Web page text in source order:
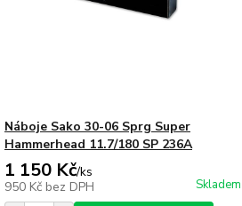
Náboje Sako 30-06 Sprg Super
Hammerhead 11.7/180 SP 236A
1 150 Kč/ks
950 Kč bez DPH Skladem